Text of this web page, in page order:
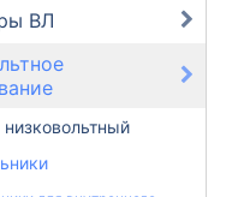
ВЛ
низковольтный